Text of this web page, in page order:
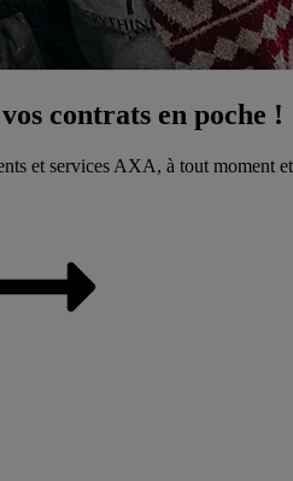
contrats en poche !
et services AXA, à tout moment